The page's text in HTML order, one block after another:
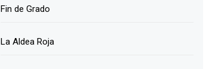
Fin de Grado
La Aldea Roja